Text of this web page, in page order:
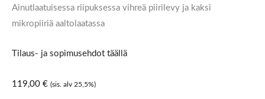
Ainutlaatuisessa riipuksessa vihreä piirilevy ja kaksi
mikropiiriä aaltolaatassa
Tilaus- ja sopimusehdot täällä
119,00 € (sis. alv 25,5%)